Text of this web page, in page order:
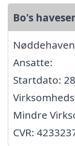
Bo's
Ansatte:
Startdato:
Mindre
CVR: